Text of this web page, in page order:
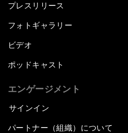
プレスリリース
フォトギャラリー
ビデオ
ポッドキャスト
エンゲージメント
サインイン
パートナー（組織）について